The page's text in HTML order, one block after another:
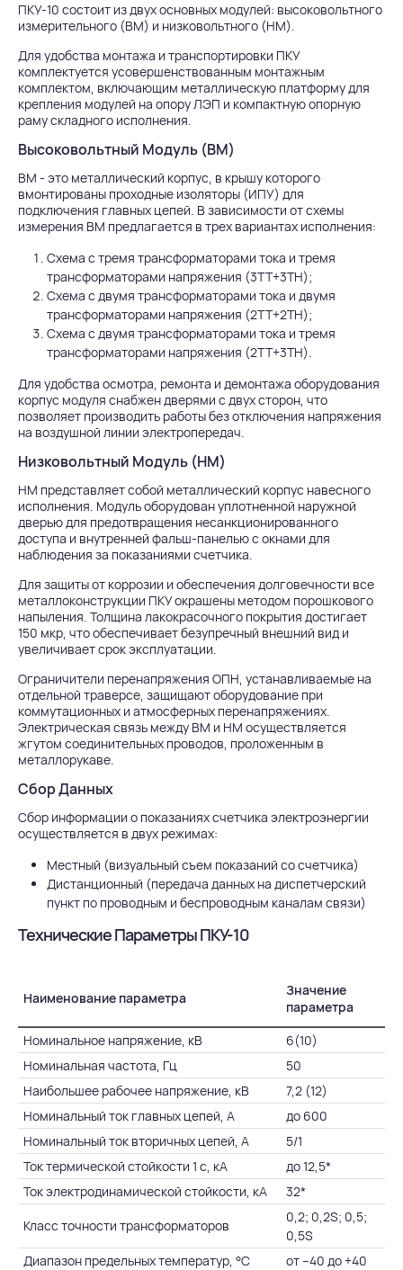
ПКУ-10 состоит из двух основных модулей: высоковольтного
измерительного (ВМ) и низковольтного (НМ).
Для удобства монтажа и транспортировки ПКУ
комплектуется усовершенствованным монтажным
комплектом, включающим металлическую платформу для
крепления модулей на опору ЛЭП и компактную опорную
раму складного исполнения.
Высоковольтный Модуль (ВМ)
ВМ - это металлический корпус, в крышу которого
вмонтированы проходные изоляторы (ИПУ) для
подключения главных цепей. В зависимости от схемы
измерения ВМ предлагается в трех вариантах исполнения:
Схема с тремя трансформаторами тока и тремя
трансформаторами напряжения (3ТТ+3ТН);
Схема с двумя трансформаторами тока и двумя
трансформаторами напряжения (2ТТ+2ТН);
Схема с двумя трансформаторами тока и тремя
трансформаторами напряжения (2ТТ+3ТН).
Для удобства осмотра, ремонта и демонтажа оборудования
корпус модуля снабжен дверями с двух сторон, что
позволяет производить работы без отключения напряжения
на воздушной линии электропередач.
Низковольтный Модуль (НМ)
НМ представляет собой металлический корпус навесного
исполнения. Модуль оборудован уплотненной наружной
дверью для предотвращения несанкционированного
доступа и внутренней фальш-панелью с окнами для
наблюдения за показаниями счетчика.
Для защиты от коррозии и обеспечения долговечности все
металлоконструкции ПКУ окрашены методом порошкового
напыления. Толщина лакокрасочного покрытия достигает
150 мкр, что обеспечивает безупречный внешний вид и
увеличивает срок эксплуатации.
Ограничители перенапряжения ОПН, устанавливаемые на
отдельной траверсе, защищают оборудование при
коммутационных и атмосферных перенапряжениях.
Электрическая связь между ВМ и НМ осуществляется
жгутом соединительных проводов, проложенным в
металлорукаве.
Сбор Данных
Сбор информации о показаниях счетчика электроэнергии
осуществляется в двух режимах:
Местный (визуальный съем показаний со счетчика)
Дистанционный (передача данных на диспетчерский
пункт по проводным и беспроводным каналам связи)
Технические Параметры ПКУ-10
Наименование параметра
Значение
параметра
Номинальное напряжение, кВ
6(10)
Номинальная частота, Гц
50
Наибольшее рабочее напряжение, кВ
7,2 (12)
Номинальный ток главных цепей, А
до 600
Номинальный ток вторичных цепей, А
5/1
Ток термической стойкости 1 с, кА
до 12,5*
Ток электродинамической стойкости, кА
32*
Класс точности трансформаторов
0,2; 0,2S; 0,5;
0,5S
Диапазон предельных температур, °C
от –40 до +40